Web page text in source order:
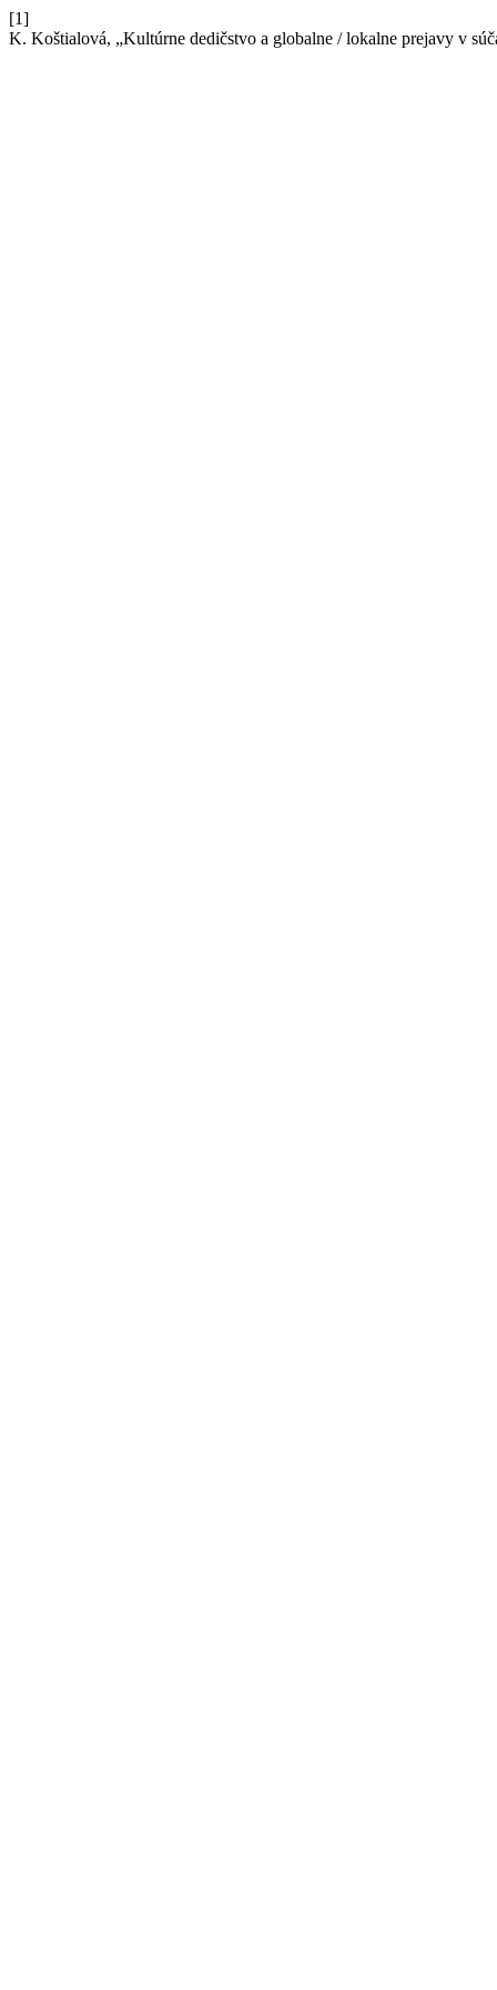
[1]
K. Koštialová, „Kultúrne dedičstvo a globalne / lokalne prejavy v